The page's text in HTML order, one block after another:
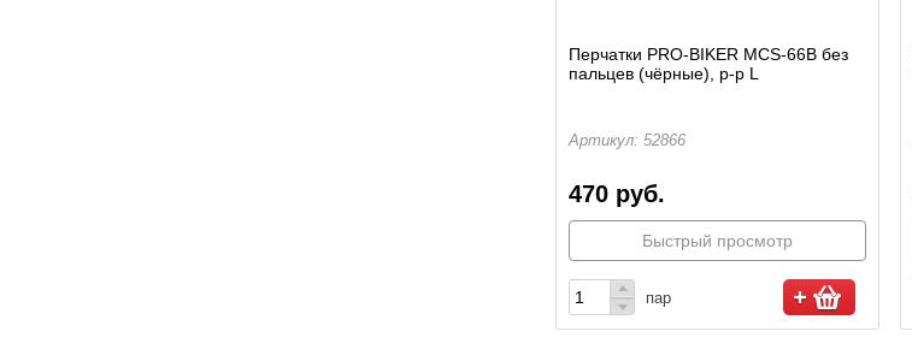
Перчатки PRO-BIKER MCS-66B без
пальцев (чёрные), р-р L
Артикул: 52866
470 руб.
Быстрый просмотр
пар